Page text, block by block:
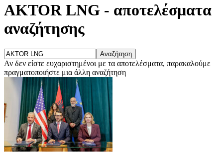
AKTOR LNG - αποτελέσματα
αναζήτησης
Αν δεν είστε ευχαριστημένοι με τα αποτελέσματα, παρακαλούμε
πραγματοποιήστε μια άλλη αναζήτηση